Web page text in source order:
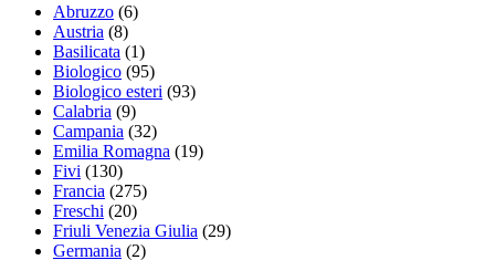
Abruzzo (6)
Austria (8)
Basilicata (1)
Biologico (95)
Biologico esteri (93)
Calabria (9)
Campania (32)
Emilia Romagna (19)
Fivi (130)
Francia (275)
Freschi (20)
Friuli Venezia Giulia (29)
Germania (2)